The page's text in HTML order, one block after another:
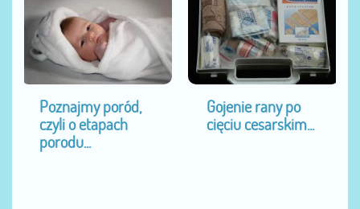
Poznajmy poród,
czyli o etapach
porodu...
Gojenie rany po
cięciu cesarskim...